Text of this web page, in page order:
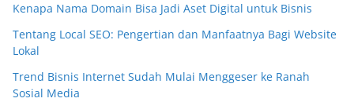
Kenapa Nama Domain Bisa Jadi Aset Digital untuk Bisnis
Tentang Local SEO: Pengertian dan Manfaatnya Bagi Website
Lokal
Trend Bisnis Internet Sudah Mulai Menggeser ke Ranah
Sosial Media